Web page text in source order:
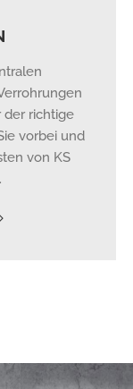
der richtige
vorbei und
von KS